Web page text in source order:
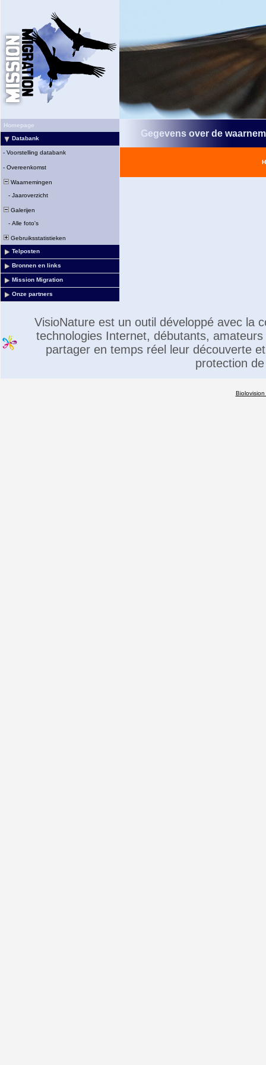
Homepage
Databank
- Voorstelling databank
- Overeenkomst
Waarnemingen
- Jaaroverzicht
Galerijen
- Alle foto's
Gebruiksstatistieken
Telposten
Bronnen en links
Mission Migration
Onze partners
Gegevens over de
VisioNature est un outil développé avec la
technologies Internet, débutants,
partager en temps réel leur découverte
protection
Biolovision